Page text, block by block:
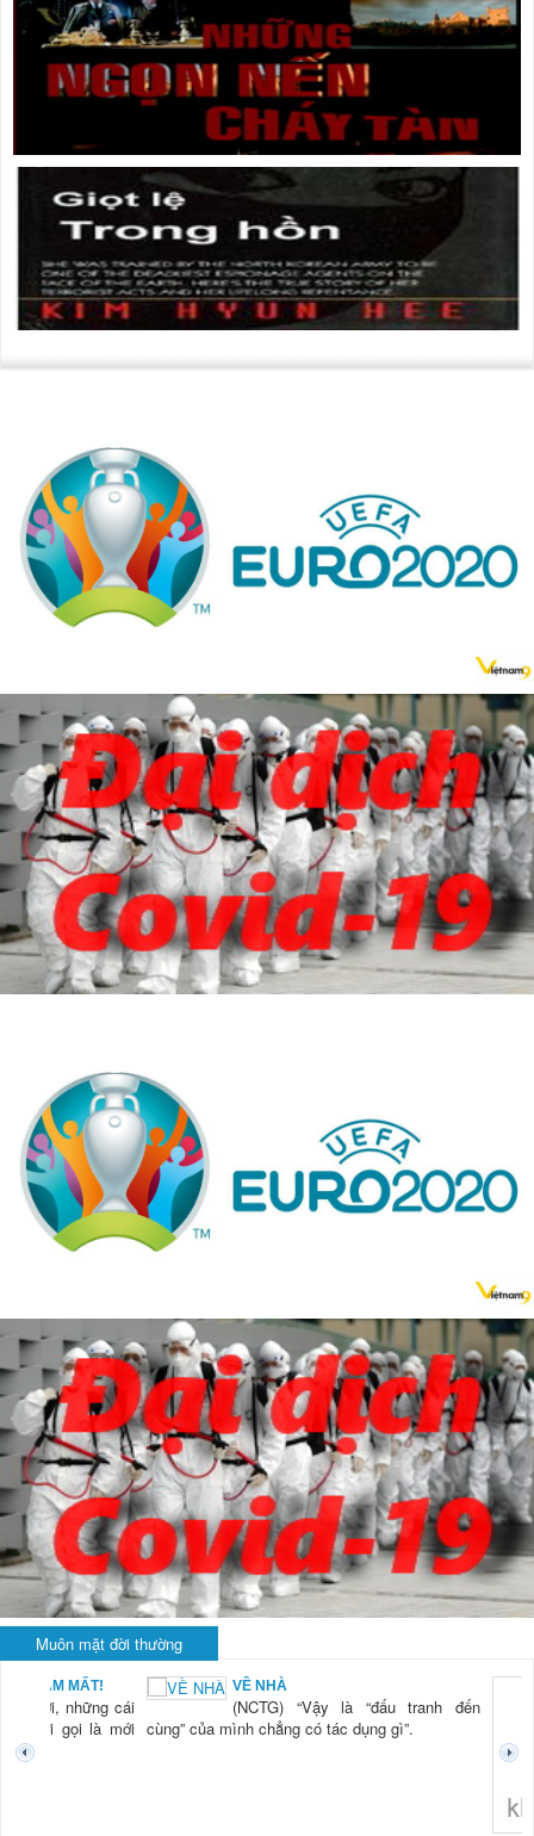
Muôn mặt đời thường
NAM MẤT!
“Xời, những cái
mới gọi là mới
VỀ NHÀ
(NCTG) “Vậy là “đấu tranh đến
cùng” của mình chẳng có tác dụng gì”.